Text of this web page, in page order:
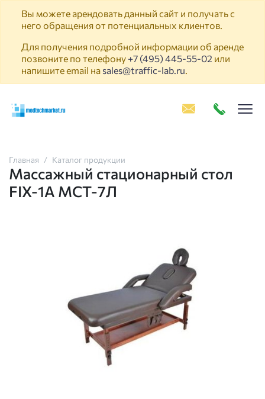
Вы можете арендовать данный сайт и получать с
него обращения от потенциальных клиентов.
Для получения подробной информации об аренде
позвоните по телефону +7 (495) 445-55-02 или
напишите email на sales@traffic-lab.ru.
Главная Каталог продукции
Массажный стационарный стол
FIX-1A МСТ-7Л